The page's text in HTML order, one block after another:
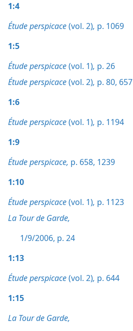
1:4
Étude perspicace(vol. 2), p. 1069
1:5
Étude perspicace(vol. 1), p. 26
Étude perspicace(vol. 2), p. 80, 657
1:6
Étude perspicace(vol. 1), p. 1194
1:9
Étude perspicace, p. 658, 1239
1:10
Étude perspicace(vol. 1), p. 1123
La Tour de Garde,
1/9/2006, p. 24
1:13
Étude perspicace(vol. 2), p. 644
1:15
La Tour de Garde,